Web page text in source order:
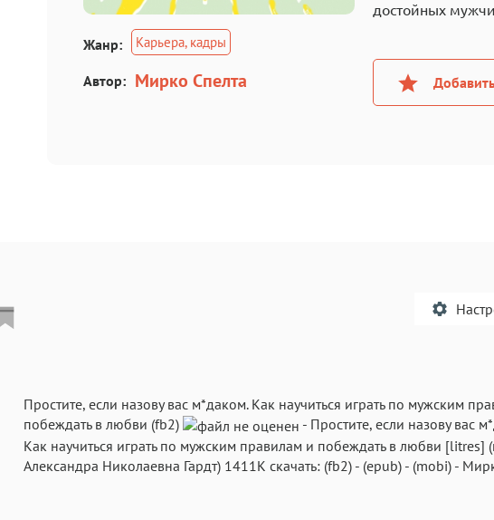
Жанр: Карьера, кадры
Автор: Мирко Спелта
достойных
Текст Текст Текст
Простите, если назову вас м*даком. Как научиться играть по мужским
побеждать в любви (fb2)
- Простите, если назову вас
Как научиться играть по мужским правилам и побеждать в любви [litres]
Александра Николаевна Гардт) 1411K скачать: (fb2) - (epub) - (mobi) -